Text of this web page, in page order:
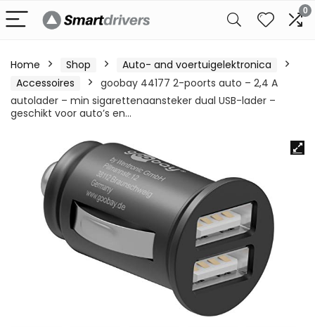
0
Home Shop
Auto- and voertuigelektronica
Accessoires
goobay 44177 2-poorts auto – 2,4 A
autolader – min sigarettenaansteker dual USB-lader –
geschikt voor auto’s en…